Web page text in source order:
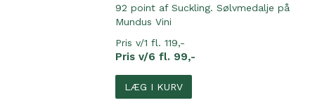
92 point af Suckling. Sølvmedalje på
Mundus Vini
Pris v/1 fl. 119,-
Pris v/6 fl. 99,-
LÆG I KURV